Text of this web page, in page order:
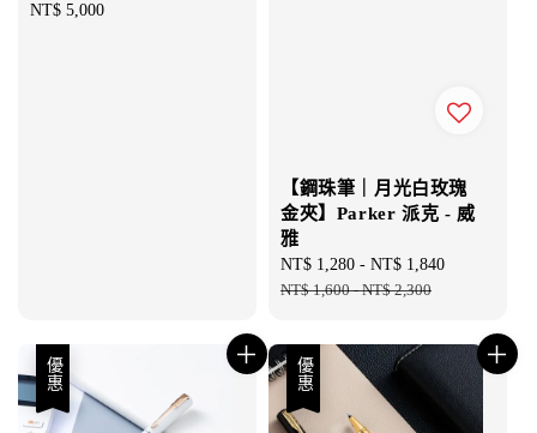
Regular
NT$ 5,000
【鋼珠筆｜月光白玫瑰
金夾】Parker 派克 - 威
雅
Sale
price
NT$ 1,280 - NT$ 1,840
NT$ 1,600-NT$ 2,300
優惠 優惠